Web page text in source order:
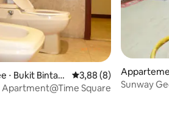
⋅ Bukit Bintan
Évaluation moyenne
3,88 (8)
Apartment@Time Square
Sunway